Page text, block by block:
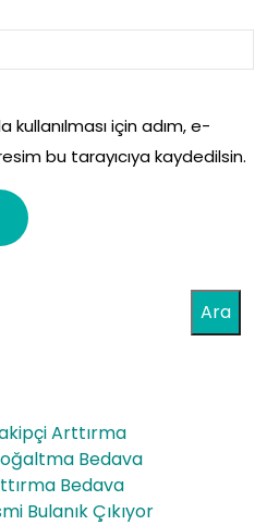
kullanılması için adım, e-
bu tarayıcıya kaydedilsin.
Ara
Arttırma
Bedava
Bedava
Bulanık Çıkıyor